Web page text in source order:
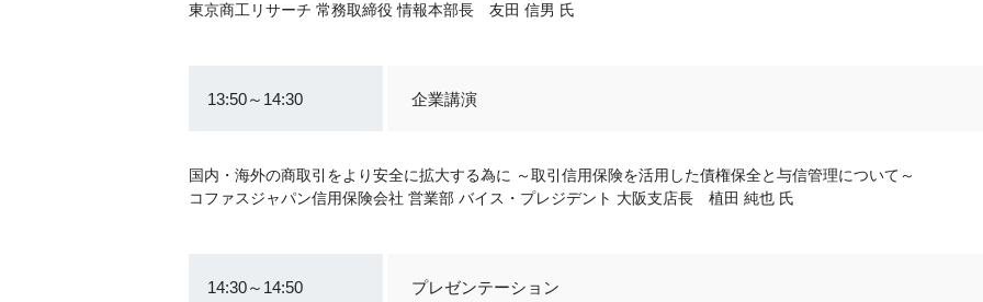
東京商工リサーチ 常務取締役 情報本部長 友田 信男 氏
13:50～14:30 企業講演
国内・海外の商取引をより安全に拡大する為に ～取引信用保険を活用した債権保全と与信管理について～
コファスジャパン信用保険会社 営業部 バイス・プレジデント 大阪支店長 植田 純也 氏
14:30～14:50 プレゼンテーション